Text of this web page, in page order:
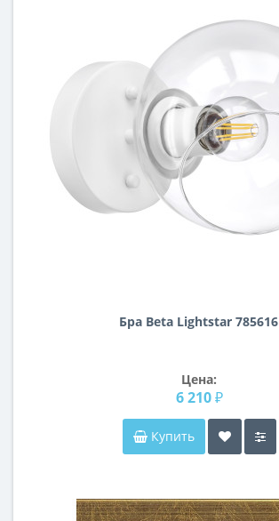
Бра Beta Lightstar 785616
Цена:
6 210 ₽
Купить